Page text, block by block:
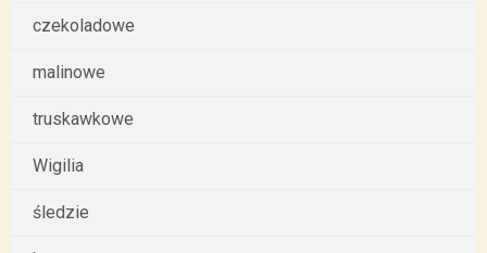
czekoladowe
malinowe
truskawkowe
Wigilia
śledzie